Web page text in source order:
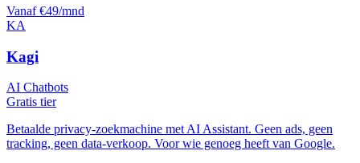
Vanaf €49/mnd
KA
Kagi
AI Chatbots
Gratis tier
Betaalde privacy-zoekmachine met AI Assistant. Geen ads, geen
tracking, geen data-verkoop. Voor wie genoeg heeft van Google.